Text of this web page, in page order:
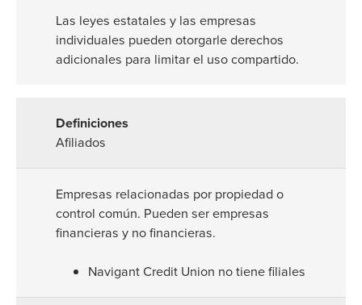
Las leyes estatales y las empresas
individuales pueden otorgarle derechos
adicionales para limitar el uso compartido.
Afiliados
Empresas relacionadas por propiedad o
control común. Pueden ser empresas
financieras y no financieras.
Navigant Credit Union no tiene filiales